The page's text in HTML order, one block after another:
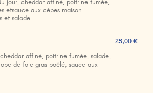
jour, cheddar affiné, poitrine fumée,
etsauce aux cèpes maison.
et salade.
affiné, poitrine fumée, salade,
de foie gras poêlé, sauce aux
25,00 €